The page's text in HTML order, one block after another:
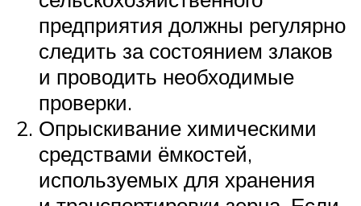
предприятия должны регулярно
следить за состоянием злаков
и проводить необходимые
проверки.
Опрыскивание химическими
средствами ёмкостей,
используемых для хранения